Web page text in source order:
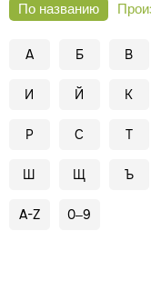
По названию
А Б В
И Й К
Р С Т
Ш Щ Ъ
A-Z 0–9